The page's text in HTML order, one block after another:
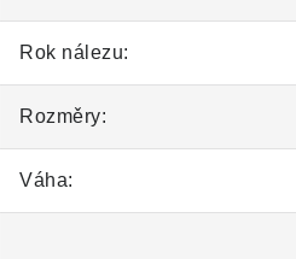
Rok nálezu:
Rozměry:
Váha: